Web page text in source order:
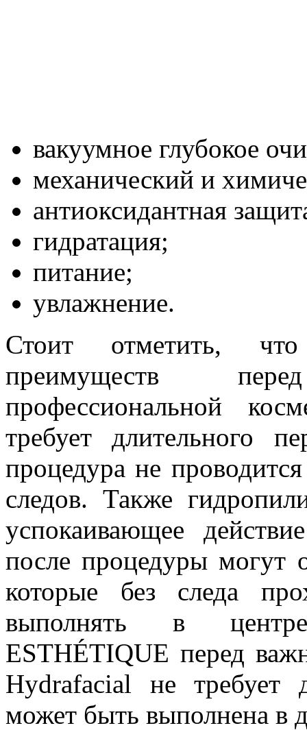
вакуумное глубокое
механический и
антиоксидантная
гидратация;
питание;
увлажнение.
Стоит отметить,
преимуществ
профессиональной
требует длительного
процедура не
следов. Также
успокаивающее
после процедуры могут
которые без следа
выполнять в
ESTHÉTIQUE перед
Hydrafacial не требует
может быть выполнена в